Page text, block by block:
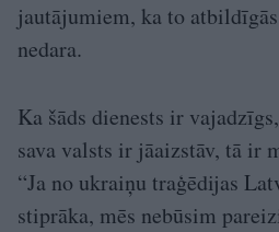
jautājumiem, ka to
nedara.
Ka šāds dienests ir
sava valsts ir jāaizstāv, tā ir
“Ja no ukraiņu traģēdijas
stiprāka, mēs nebūsim